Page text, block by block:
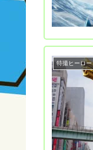
特撮ヒーロー